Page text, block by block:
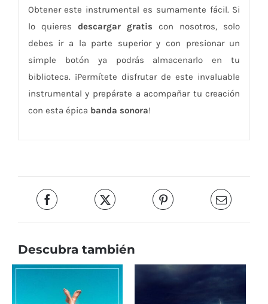
Obtener este instrumental es sumamente fácil. Si
lo quieres descargar gratiscon nosotros, solo
debes ir a la parte superior y con presionar un
simple botón ya podrás almacenarlo en tu
biblioteca. ¡Permítete disfrutar de este invaluable
instrumental y prepárate a acompañar tu creación
con esta épica banda sonora!
Descubra también